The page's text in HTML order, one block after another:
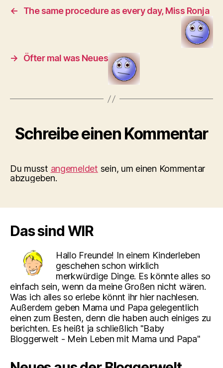
← The same procedure as every day, Miss Ronja
→ Öfter mal was Neues
Schreibe einen Kommentar
Du musst angemeldet sein, um einen Kommentar
abzugeben.
Das sind WIR
Hallo Freunde! In einem Kinderleben
geschehen schon wirklich
merkwürdige Dinge. Es könnte alles so
einfach sein, wenn da meine Großen nicht wären.
Was ich alles so erlebe könnt ihr hier nachlesen.
Außerdem geben Mama und Papa gelegentlich
einen zum Besten, denn die haben auch einiges zu
berichten. Es heißt ja schließlich "Baby
Bloggerwelt - Mein Leben mit Mama und Papa"